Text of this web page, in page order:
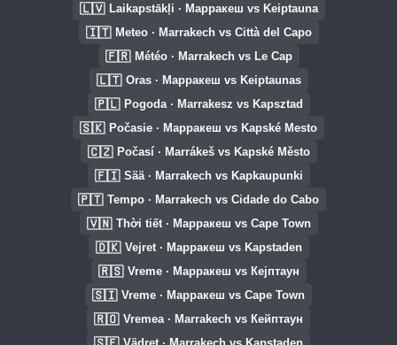
🇱🇻 Laikapstākļi · Марракеш vs Keiptauna
🇮🇹 Meteo · Marrakech vs Città del Capo
🇫🇷 Météo · Marrakech vs Le Cap
🇱🇹 Oras · Марракеш vs Keiptaunas
🇵🇱 Pogoda · Marrakesz vs Kapsztad
🇸🇰 Počasie · Марракеш vs Kapské Mesto
🇨🇿 Počasí · Marrákeš vs Kapské Město
🇫🇮 Sää · Marrakech vs Kapkaupunki
🇵🇹 Tempo · Marrakech vs Cidade do Cabo
🇻🇳 Thời tiết · Марракеш vs Cape Town
🇩🇰 Vejret · Марракеш vs Kapstaden
🇷🇸 Vreme · Марракеш vs Кејптаун
🇸🇮 Vreme · Марракеш vs Cape Town
🇷🇴 Vremea · Marrakech vs Кейптаун